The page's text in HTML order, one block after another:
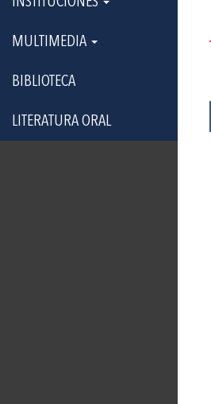
MULTIMEDIA
BIBLIOTECA
LITERATURA ORAL